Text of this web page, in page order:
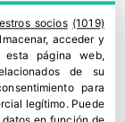
socios (1019)
acceder y
página web,
de su
para
legítimo. Puede